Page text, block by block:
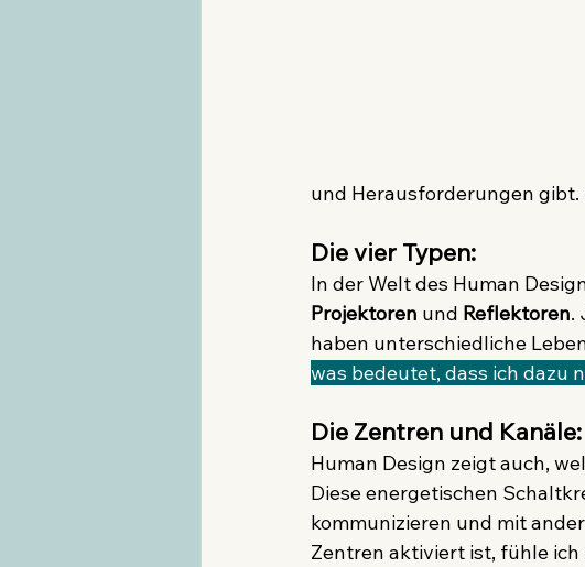
und Herausforderungen gibt.
Die vier Typen:
In der Welt des Human
Projektoren und Reflektoren.
haben unterschiedliche
was bedeutet, dass ich dazu
Die Zentren und Kanäle:
Human Design zeigt auch,
Diese energetischen
kommunizieren und mit
Zentren aktiviert ist, fühle ich